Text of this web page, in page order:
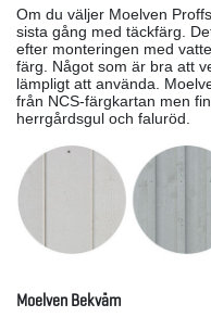
Om du väljer Moelven
sista gång med täckfärg.
efter monteringen med
färg. Något som är bra att
lämpligt att använda.
från NCS-färgkartan men
herrgårdsgul och faluröd.
Moelven Bekväm